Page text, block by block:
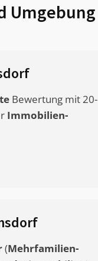
Umgebung
Bewertung mit 20-
Immobilien-
(Mehrfamilien-